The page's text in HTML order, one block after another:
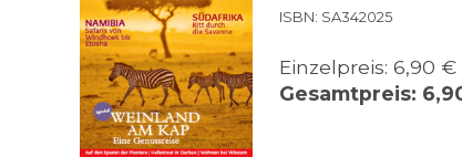
ISBN: SA342025
Einzelpreis: 6,90 €
Gesamtpreis: